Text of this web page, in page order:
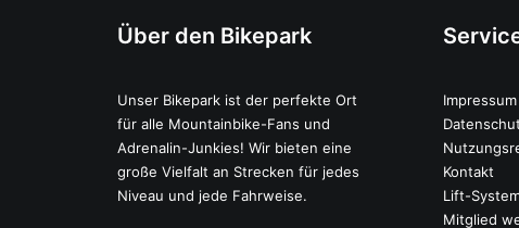
Über den Bikepark
Unser Bikepark ist der perfekte Ort
für alle Mountainbike-Fans und
Adrenalin-Junkies! Wir bieten eine
große Vielfalt an Strecken für jedes
Niveau und jede Fahrweise.
Impressum
Kontakt
Lift-
Mitglied